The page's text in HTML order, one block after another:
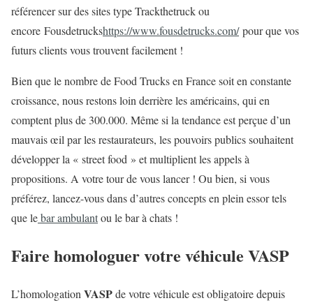
référencer sur des sites type Trackthetruck ou
encore Fousdetruckshttps://www.fousdetrucks.com/ pour que vos
futurs clients vous trouvent facilement !
Bien que le nombre de Food Trucks en France soit en constante
croissance, nous restons loin derrière les américains, qui en
comptent plus de 300.000. Même si la tendance est perçue d’un
mauvais œil par les restaurateurs, les pouvoirs publics souhaitent
développer la « street food » et multiplient les appels à
propositions. A votre tour de vous lancer ! Ou bien, si vous
préférez, lancez-vous dans d’autres concepts en plein essor tels
que lebar ambulantou le bar à chats !
Faire homologuer votre véhicule VASP
L’homologationVASPde votre véhicule est obligatoire depuis